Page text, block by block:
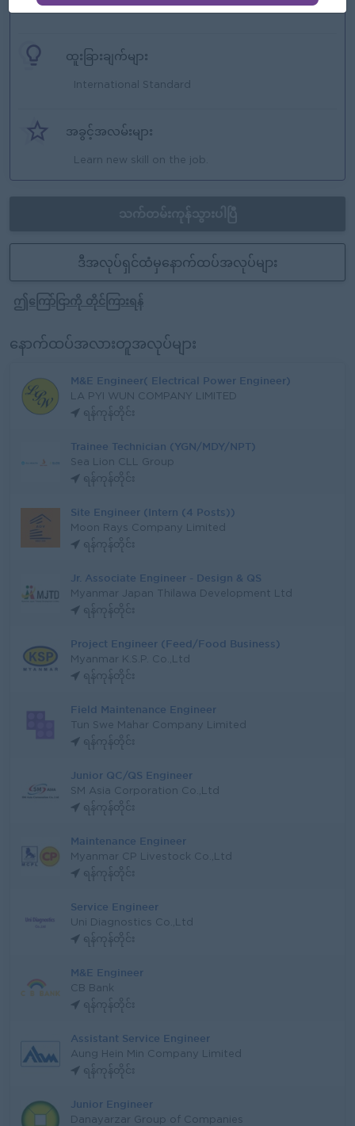
ထူးခြားချက်များ
International Standard
အခွင့်အလမ်းများ
Learn new skill on the job.
ဒီအလုပ်ရှင်ထံမှနောက်ထပ်အလုပ်များ
ဤကြော်ငြာကို တိုင်ကြားရန်
နောက်ထပ်အလားတူအလုပ်များ
M&E Engineer( Electrical Power Engineer)
LA PYI WUN COMPANY LIMITED
ရန်ကုန်တိုင်း
Trainee Technician (YGN/MDY/NPT)
Sea Lion CLL Group
ရန်ကုန်တိုင်း
Site Engineer (Intern (4 Posts))
Moon Rays Company Limited
ရန်ကုန်တိုင်း
Jr. Associate Engineer - Design & QS
Myanmar Japan Thilawa Development Ltd
ရန်ကုန်တိုင်း
Project Engineer (Feed/Food Business)
Myanmar K.S.P. Co.,Ltd
ရန်ကုန်တိုင်း
Field Maintenance Engineer
Tun Swe Mahar Company Limited
ရန်ကုန်တိုင်း
Junior QC/QS Engineer
SM Asia Corporation Co.,Ltd
ရန်ကုန်တိုင်း
Maintenance Engineer
Myanmar CP Livestock Co.,Ltd
ရန်ကုန်တိုင်း
Service Engineer
Uni Diagnostics Co.,Ltd
ရန်ကုန်တိုင်း
M&E Engineer
CB Bank
ရန်ကုန်တိုင်း
Assistant Service Engineer
Aung Hein Min Company Limited
ရန်ကုန်တိုင်း
Junior Engineer
Danayarzar Group of Companies